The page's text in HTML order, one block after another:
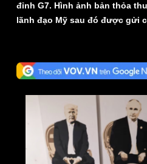
đỉnh G7. Hình ảnh bản thỏa
lãnh đạo Mỹ sau đó được gửi